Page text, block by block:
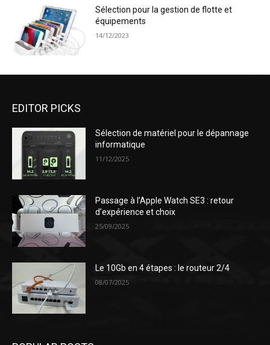
Sélection pour la gestion de flotte et
équipements
14/12/2023
EDITOR PICKS
Sélection de matériel pour le dépannage
informatique
11/12/2025
Passage à l’Apple Watch SE3 : retour
d’expérience et choix
25/09/2025
Le 10Gb en 4 étapes : le routeur 2/4
08/07/2025